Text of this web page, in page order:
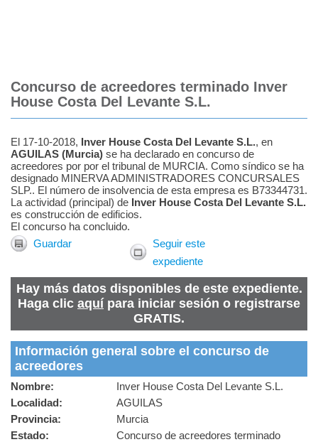
Concurso de acreedores terminado Inver
House Costa Del Levante S.L.
El 17-10-2018, Inver House Costa Del Levante S.L., en
AGUILAS (Murcia) se ha declarado en concurso de
acreedores por por el tribunal de MURCIA. Como síndico se ha
designado MINERVA ADMINISTRADORES CONCURSALES
SLP.. El número de insolvencia de esta empresa es B73344731.
La actividad (principal) de Inver House Costa Del Levante S.L.
es construcción de edificios.
El concurso ha concluido.
Guardar
Seguir este
expediente
Hay más datos disponibles de este expediente.
Haga clic aquí para iniciar sesión o registrarse
GRATIS.
Información general sobre el concurso de
acreedores
Nombre:
Inver House Costa Del Levante S.L.
Localidad:
AGUILAS
Provincia:
Murcia
Estado:
Concurso de acreedores terminado